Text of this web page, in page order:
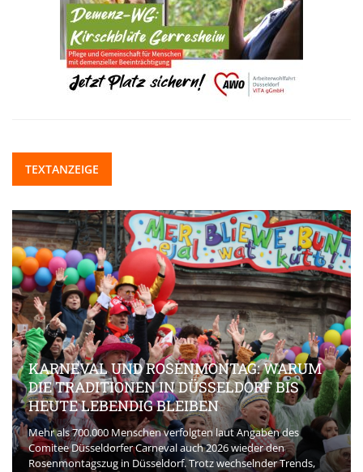
TEXTANZEIGE
KARNEVAL UND ROSENMONTAG: WARUM
DIE TRADITIONEN IN DÜSSELDORF BIS
HEUTE LEBENDIG BLEIBEN
Mehr als 700.000 Menschen verfolgten laut Angaben des
Comitee Düsseldorfer Carneval auch 2026 wieder den
Rosenmontagszug in Düsseldorf. Trotz wechselnder Trends,